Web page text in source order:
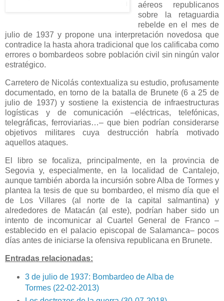
aéreos republicanos
sobre la retaguardia
rebelde en el mes de
julio de 1937 y propone una interpretación novedosa que
contradice la hasta ahora tradicional que los calificaba como
errores o bombardeos sobre población civil sin ningún valor
estratégico.
Carretero de Nicolás contextualiza su estudio, profusamente
documentado, en torno de la batalla de Brunete (6 a 25 de
julio de 1937) y sostiene la existencia de infraestructuras
logísticas y de comunicación –eléctricas, telefónicas,
telegráficas, ferroviarias…– que bien podrían considerarse
objetivos militares cuya destrucción habría motivado
aquellos ataques.
El libro se focaliza, principalmente, en la provincia de
Segovia y, especialmente, en la localidad de Cantalejo,
aunque también aborda la incursión sobre Alba de Tormes y
plantea la tesis de que su bombardeo, el mismo día que el
de Los Villares (al norte de la capital salmantina) y
alrededores de Matacán (al este), podrían haber sido un
intento de incomunicar al Cuartel General de Franco –
establecido en el palacio episcopal de Salamanca– pocos
días antes de iniciarse la ofensiva republicana en Brunete.
Entradas relacionadas:
3 de julio de 1937: Bombardeo de Alba de
Tormes (22-02-2013)